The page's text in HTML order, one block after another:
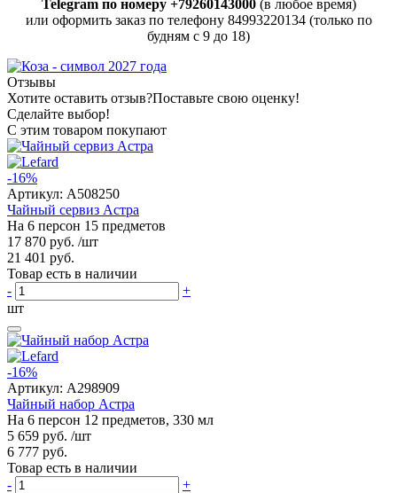
Telegram по номеру +79260143000(в любое время)
или оформить заказ по телефону 84993220134 (только по
будням с 9 до 18)
Отзывы
Хотите оставить отзыв?Поставьте свою оценку!
Сделайте выбор!
С этим товаром покупают
-16%
Артикул: A508250
Чайный сервиз Астра
На 6 персон 15 предметов
17 870 руб. /шт
21 401 руб.
Товар есть в наличии
-
+
шт
-16%
Артикул: A298909
Чайный набор Астра
На 6 персон 12 предметов, 330 мл
5 659 руб. /шт
6 777 руб.
Товар есть в наличии
-
+